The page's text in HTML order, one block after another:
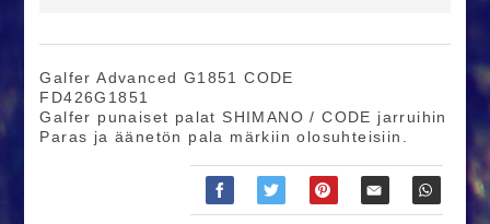
Galfer Advanced G1851 CODE
FD426G1851
Galfer punaiset palat SHIMANO / CODE jarruihin
Paras ja äänetön pala märkiin olosuhteisiin.